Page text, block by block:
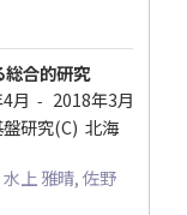
総合的研究
月 - 2018年3月
研究(C) 北海
上 雅晴, 佐野